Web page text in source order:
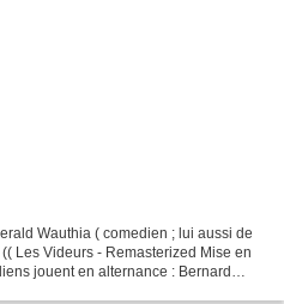
Wauthia ( comedien ; lui aussi de
Les Videurs - Remasterized Mise en
jouent en alternance : Bernard